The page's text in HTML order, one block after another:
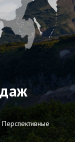
Перспективные